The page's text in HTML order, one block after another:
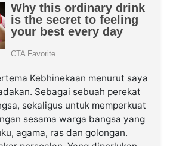
Kebhinekaan menurut saya
Sebagai sebuah perekat
sekaligus untuk memperkuat
sesama warga bangsa yang
agama, ras dan golongan.